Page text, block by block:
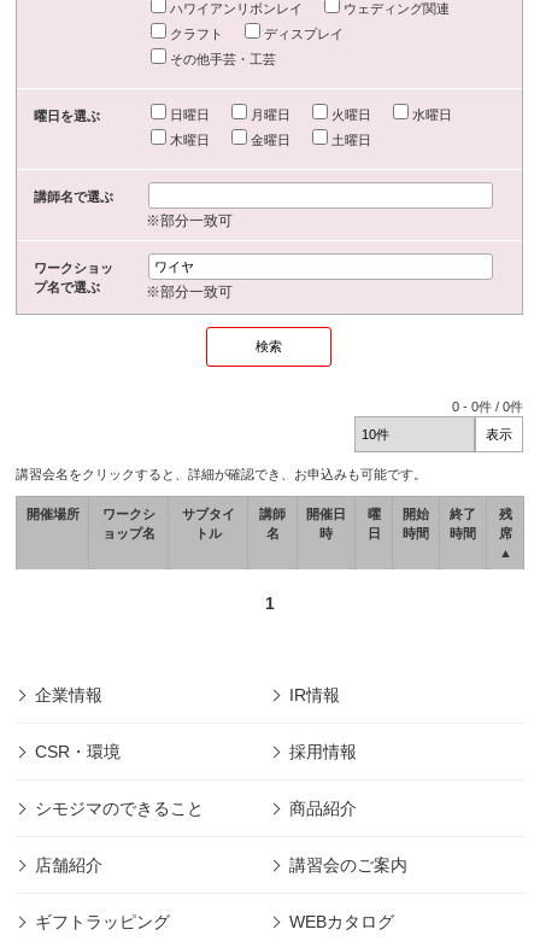
ハワイアンリボンレイ
ウェディング関連
クラフト
ディスプレイ
その他手芸・工芸
曜日を選ぶ 日曜日 月曜日 火曜日
水曜日
木曜日
金曜日 土曜日
講師名で選ぶ
※部分一致可
ワークショッ
プ名で選ぶ
※部分一致可
0 -0件 /0件
講習会名をクリックすると、詳細が確認でき、お申込みも可能です。
開催場所
ワークシ
ョップ名
サブタイ
トル
講師
名
開催日
時
曜
日
開始
時間
終了
時間
残
席
▲
1
企業情報 IR情報
CSR・環境 採用情報
シモジマのできること 商品紹介
店舗紹介 講習会のご案内
ギフトラッピング WEBカタログ